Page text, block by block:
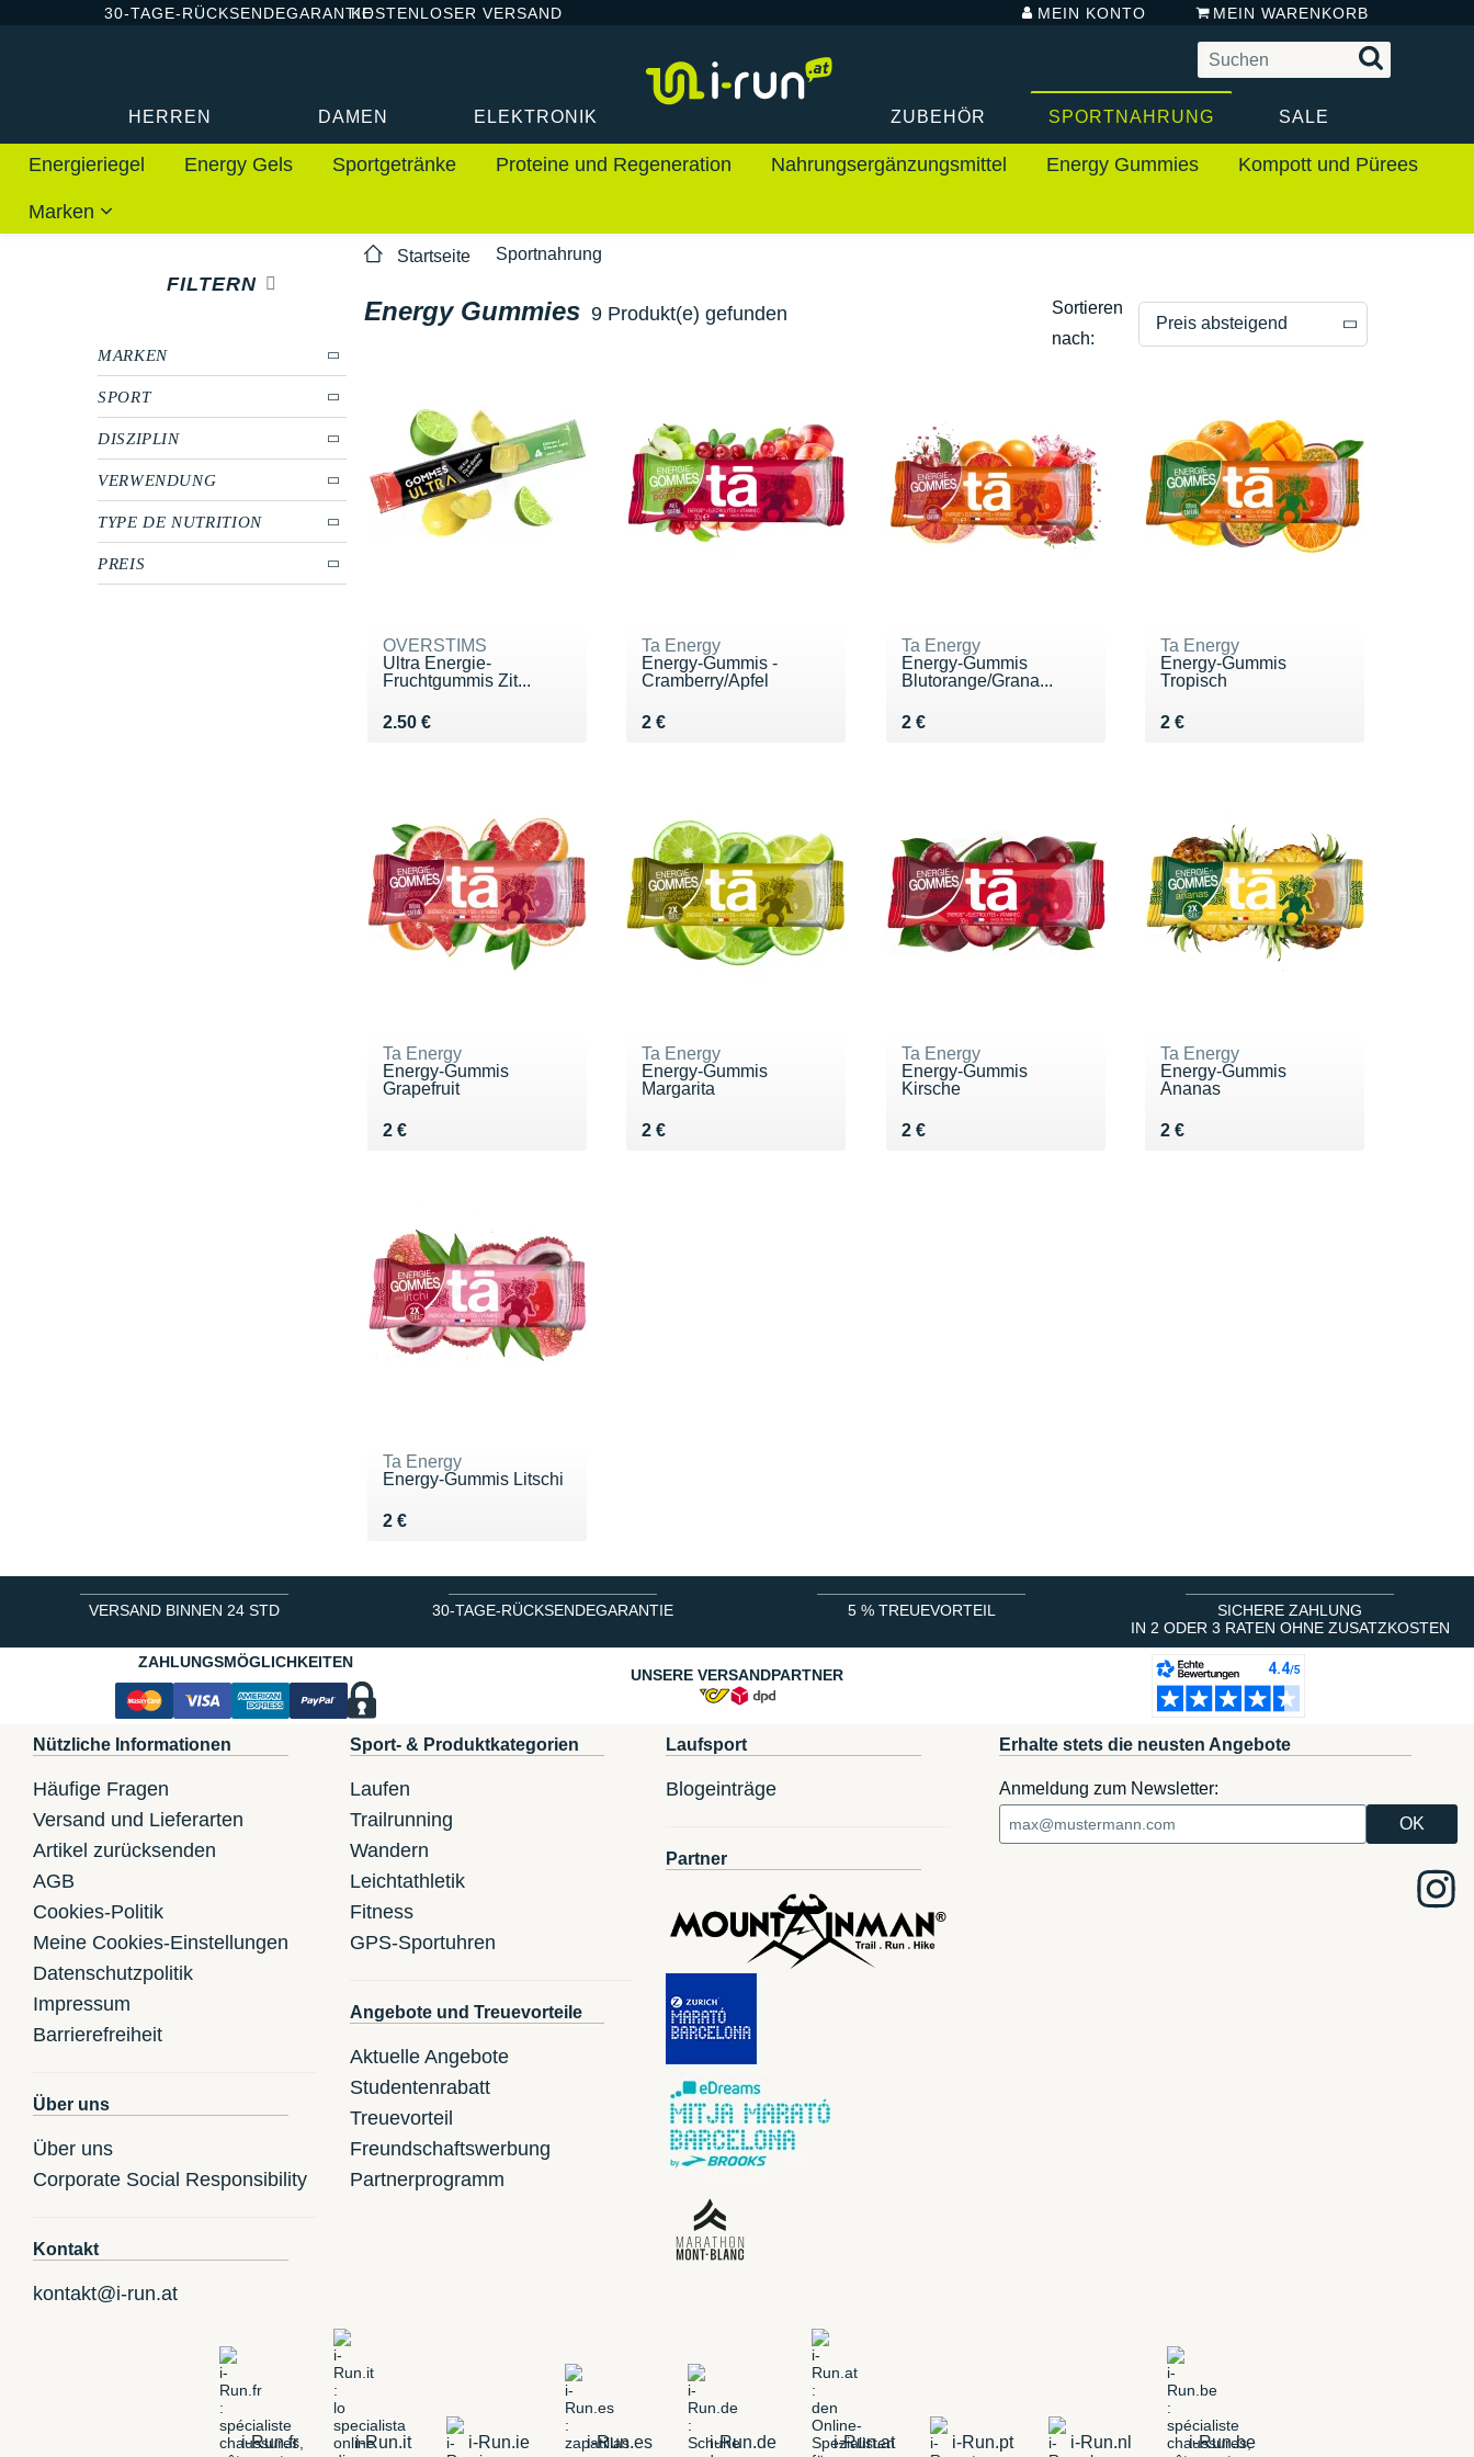
30-TAGE-RÜCKSENDEGARANTIEKOSTENLOSER VERSAND MEIN KONTO MEIN WARENKORB
HERREN DAMEN ELEKTRONIK ZUBEHÖR SPORTNAHRUNG SALE
Energieriegel Energy Gels Sportgetränke Proteine und Regeneration Nahrungsergänzungsmittel Energy Gummies Kompott und Pürees
Marken
Startseite Sportnahrung
FILTERN
MARKEN
SPORT
DISZIPLIN
VERWENDUNG
TYPE DE NUTRITION
PREIS
Energy Gummies 9 Produkt(e) gefunden
Sortieren
nach:
Preis absteigend
Preis aufsteigend
OVERSTIMS
Ultra Energie-
Fruchtgummis Zit...
2.50 €
Vendu 2.50 €
Ta Energy
Energy-Gummis -
Cramberry/Apfel
2 €
Vendu 2 €
Ta Energy
Energy-Gummis
Blutorange/Grana...
2 €
Vendu 2 €
Ta Energy
Energy-Gummis
Tropisch
2 €
Vendu 2 €
Ta Energy
Energy-Gummis
Grapefruit
2 €
Vendu 2 €
Ta Energy
Energy-Gummis
Margarita
2 €
Vendu 2 €
Ta Energy
Energy-Gummis
Kirsche
2 €
Vendu 2 €
Ta Energy
Energy-Gummis
Ananas
2 €
Vendu 2 €
Ta Energy
Energy-Gummis Litschi
2 €
Vendu 2 €
VERSAND BINNEN 24 STD 30-TAGE-RÜCKSENDEGARANTIE 5 % TREUEVORTEIL
SICHERE ZAHLUNG
IN 2 ODER 3 RATEN OHNE ZUSATZKOSTEN
ZAHLUNGSMÖGLICHKEITEN
UNSERE VERSANDPARTNER
Nützliche Informationen
Häufige Fragen
Versand und Lieferarten
Artikel zurücksenden
AGB
Cookies-Politik
Meine Cookies-Einstellungen
Datenschutzpolitik
Impressum
Barrierefreiheit
Über uns
Über uns
Corporate Social Responsibility
Kontakt
kontakt@i-run.at
Sport- & Produktkategorien
Laufen
Trailrunning
Wandern
Leichtathletik
Fitness
GPS-Sportuhren
Angebote und Treuevorteile
Aktuelle Angebote
Studentenrabatt
Treuevorteil
Freundschaftswerbung
Partnerprogramm
Laufsport
Blogeinträge
Partner
Erhalte stets die neusten Angebote
Anmeldung zum Newsletter:
i-Run.fr i-Run.it i-Run.ie i-Run.es i-Run.de i-Run.at i-Run.pt i-Run.nl i-Run.be